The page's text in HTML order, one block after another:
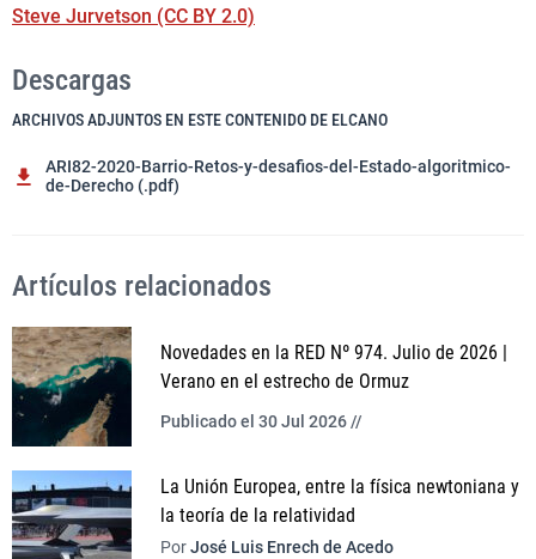
Steve Jurvetson (CC BY 2.0)
Descargas
ARCHIVOS ADJUNTOS EN ESTE CONTENIDO DE ELCANO
ARI82-2020-Barrio-Retos-y-desafios-del-Estado-algoritmico-
de-Derecho (.pdf)
Artículos relacionados
Novedades en la RED Nº 974. Julio de 2026 |
Verano en el estrecho de Ormuz
Publicado el 30 Jul 2026 //
La Unión Europea, entre la física newtoniana y
la teoría de la relatividad
PorJosé Luis Enrech de Acedo